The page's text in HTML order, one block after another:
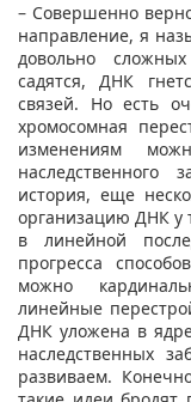
– Совершенно
направление, я
довольно
садятся, ДНК
связей. Но есть
хромосомная
изменениям
наследственного
история, еще
организацию ДНК у
в линейной
прогресса
можно
линейные
ДНК уложена в
наследственных
развиваем.